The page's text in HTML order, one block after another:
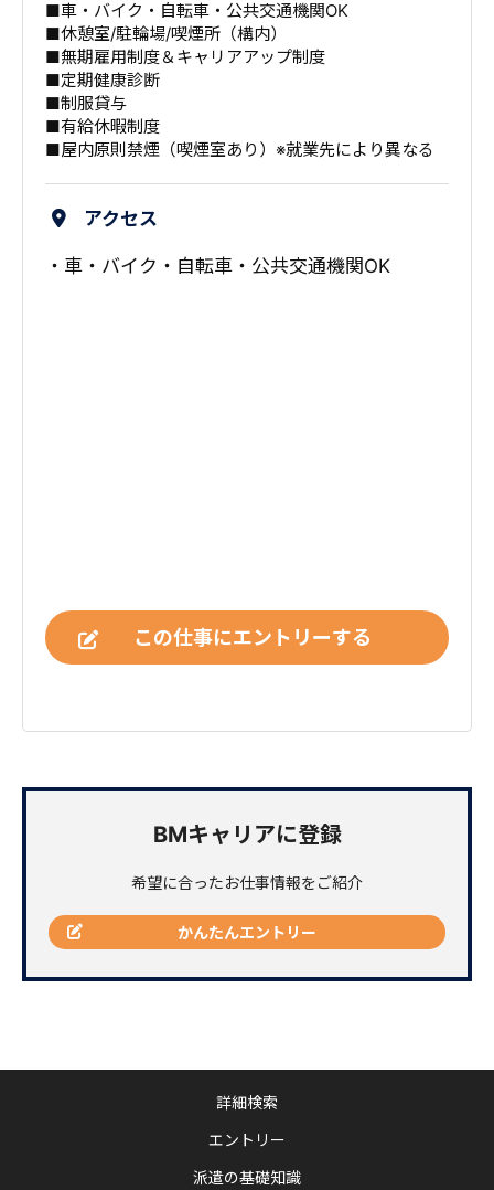
■車・バイク・自転車・公共交通機関OK
■休憩室/駐輪場/喫煙所（構内）
■無期雇用制度＆キャリアアップ制度
■定期健康診断
■制服貸与
■有給休暇制度
■屋内原則禁煙（喫煙室あり）※就業先により異なる
アクセス
・車・バイク・自転車・公共交通機関OK
この仕事にエントリーする
BMキャリアに登録
希望に合ったお仕事情報をご紹介
かんたんエントリー
詳細検索
エントリー
派遣の基礎知識